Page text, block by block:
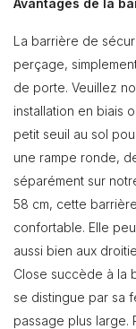
La barrière de
perçage,
de porte. Veuillez
installation en biais
petit seuil au sol
une rampe ronde,
séparément sur
58 cm, cette
confortable. Elle
aussi bien aux
Close succède à la
se distingue par sa
passage plus large.